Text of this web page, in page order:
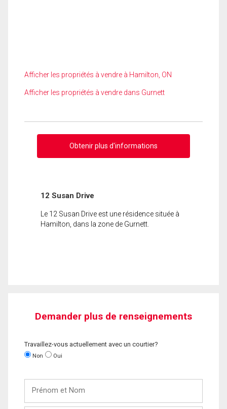
Afficher les propriétés à vendre à Hamilton, ON
Afficher les propriétés à vendre dans Gurnett
Obtenir plus d'informations
12 Susan Drive
Le 12 Susan Drive est une résidence située à
Hamilton, dans la zone de Gurnett.
Demander plus de renseignements
Travaillez-vous actuellement avec un courtier?
Non Oui
Nom